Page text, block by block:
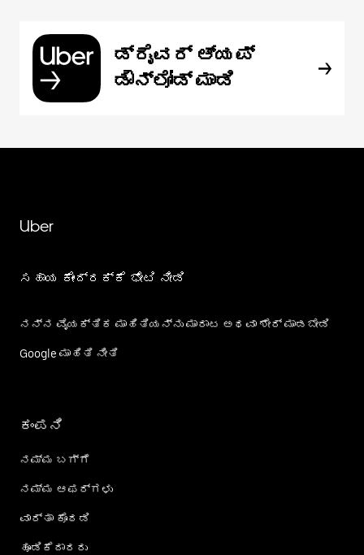
ಡ್ರೈವರ್ ಆ್ಯಪ್
ಡೌನ್‌ಲೋಡ್ ಮಾಡಿ
Uber
ಸಹಾಯ ಕೇಂದ್ರಕ್ಕೆ ಭೇಟಿ ನೀಡಿ
ನನ್ನ ವೈಯಕ್ತಿಕ ಮಾಹಿತಿಯನ್ನು ಮಾರಾಟ ಅಥವಾ ಶೇರ್‌ ಮಾಡಬೇಡಿ
Google ಮಾಹಿತಿ ನೀತಿ
ಕಂಪನಿ
ನಮ್ಮ ಬಗ್ಗೆ
ನಮ್ಮ ಆಫರ್‌ಗಳು
ವಾರ್ತಾ ಕೊಠಡಿ
ಹೂಡಿಕೆದಾರರು